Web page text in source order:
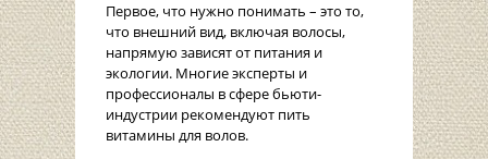
Первое, что нужно понимать – это то,
что внешний вид, включая волосы,
напрямую зависят от питания и
экологии. Многие эксперты и
профессионалы в сфере бьюти-
индустрии рекомендуют пить
витамины для волов.